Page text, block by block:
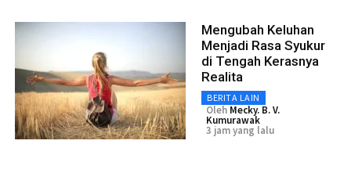
Mengubah Keluhan
Menjadi Rasa Syukur
di Tengah Kerasnya
Realita
BERITA LAIN
Oleh Mecky. B. V.
Kumurawak
3 jam yang lalu